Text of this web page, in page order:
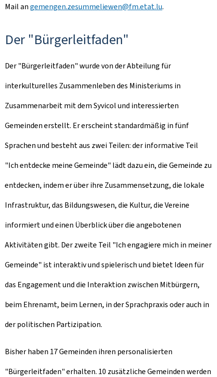
Mail angemengen.zesummeliewen@fm.etat.lu.
Der "Bürgerleitfaden"
Der "Bürgerleitfaden" wurde von der Abteilung für
interkulturelles Zusammenleben des Ministeriums in
Zusammenarbeit mit dem Syvicol und interessierten
Gemeinden erstellt. Er erscheint standardmäßig in fünf
Sprachen und besteht aus zwei Teilen: der informative Teil
"Ich entdecke meine Gemeinde" lädt dazu ein, die Gemeinde zu
entdecken, indem er über ihre Zusammensetzung, die lokale
Infrastruktur, das Bildungswesen, die Kultur, die Vereine
informiert und einen Überblick über die angebotenen
Aktivitäten gibt. Der zweite Teil "Ich engagiere mich in meiner
Gemeinde" ist interaktiv und spielerisch und bietet Ideen für
das Engagement und die Interaktion zwischen Mitbürgern,
beim Ehrenamt, beim Lernen, in der Sprachpraxis oder auch in
der politischen Partizipation.
Bisher haben 17 Gemeinden ihren personalisierten
"Bürgerleitfaden" erhalten. 10 zusätzliche Gemeinden werden